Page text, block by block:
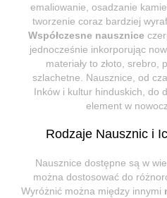
emaliowanie, osadzanie
tworzenie coraz bardziej
Współczesne nausznice
jednocześnie inkorporując
materiały to złoto, srebro,
szlachetne. Nausznice, od
Inków i kultur hinduskich, do
element w
Rodzaje Nausznic i
Nausznice dostępne są w
można dostosować do
Wyróżnić można między innymi